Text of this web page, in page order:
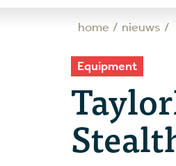
home nieuws
Equipment